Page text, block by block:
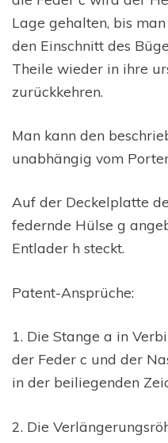
Lage gehalten, bis
den Einschnitt des
Theile wieder in ihre
zurückkehren.
Man kann den
unabhängig vom
Auf der Deckelplatte
federnde Hülse g
Entlader h steckt.
Patent-Ansprüche:
1. Die Stange a in
der Feder c und der
in der beiliegenden
2. Die